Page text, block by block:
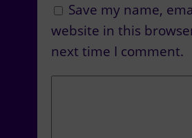
Save my name,
website in this
next time I comment.